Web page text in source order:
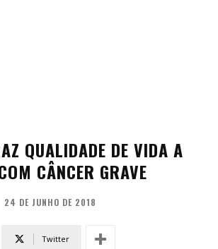
QUALIDADE DE VIDA A
CÂNCER GRAVE
24 DE JUNHO DE 2018
Twitter